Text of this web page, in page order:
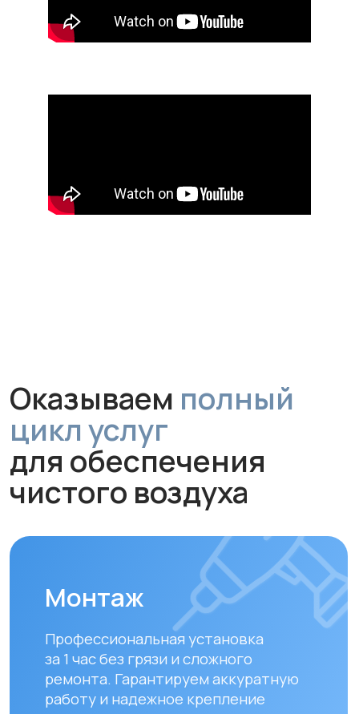
для обеспечения
чистого воздуха
месяцевдля долгой и эффективной
Своевременная замена фильтров –
залог чистого воздуха. Подбираем и
устанавливаем оригинальные или
совместимые фильтры.
Замена фильтров
ремонта. Гарантируем аккуратную
работу и надежное крепление